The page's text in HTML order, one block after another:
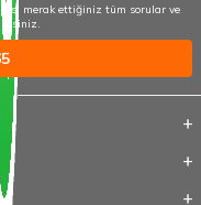
merak ettiğiniz tüm sorular ve